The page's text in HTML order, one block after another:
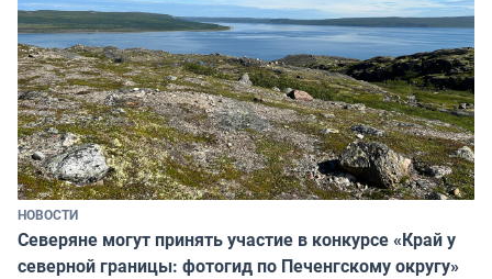
НОВОСТИ
Северяне могут принять участие в конкурсе «Край у
северной границы: фотогид по Печенгскому округу»